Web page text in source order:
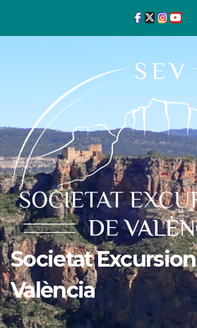
Societat
València